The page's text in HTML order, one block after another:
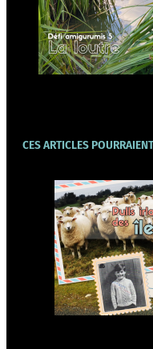
CES ARTICLES